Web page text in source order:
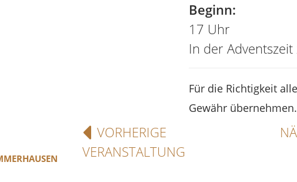
Beginn:
17 Uhr
In der
Für die Richtigkeit
Gewähr übernehmen.
VORHERIGE
VERANSTALTUNG